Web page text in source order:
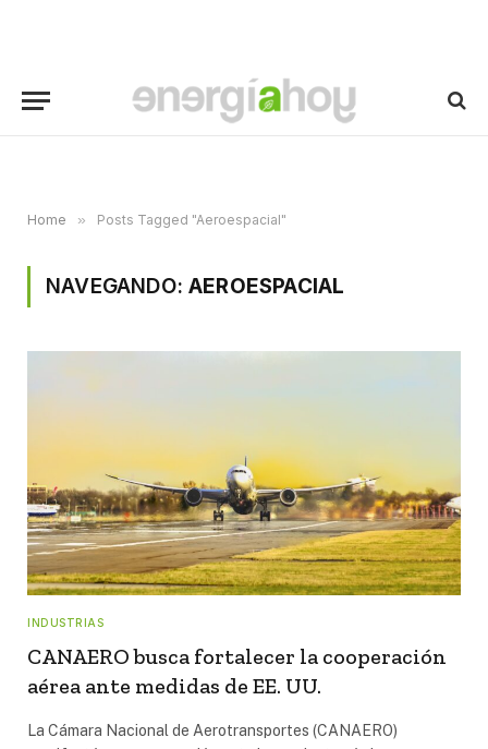
Home » Posts Tagged "Aeroespacial"
NAVEGANDO:AEROESPACIAL
INDUSTRIAS
CANAERO busca fortalecer la cooperación
aérea ante medidas de EE. UU.
La Cámara Nacional de Aerotransportes (CANAERO)